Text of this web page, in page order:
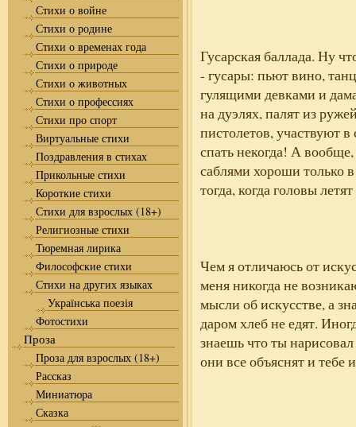
Стихи о войне
Стихи о родине
Стихи о временах года
Стихи о природе
Стихи о животных
Стихи о профессиях
Стихи про спорт
Виртуальные стихи
Поздравления в стихах
Прикольные стихи
Короткие стихи
Стихи для взрослых (18+)
Религиозные стихи
Тюремная лирика
Философские стихи
Стихи на других языках
Українська поезія
Фотостихи
Проза
Проза для взрослых (18+)
Рассказ
Миниатюра
Сказка
Гусарская баллада. Ну
- гусары: пьют вино,
гулящими девками и
на дуэлях, палят из
пистолетов, участвуют
спать некогда! А
саблями хороши только в
тогда, когда головы
Чем я отличаюсь от
меня никогда не
мысли об искусстве, а
даром хлеб не едят.
знаешь что ты нарисовал
они все объяснят и тебе